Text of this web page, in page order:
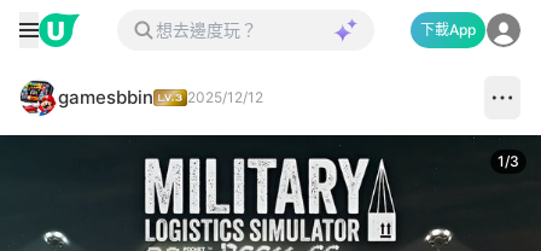
下載App
gamesbbin 2025/12/12
1/3